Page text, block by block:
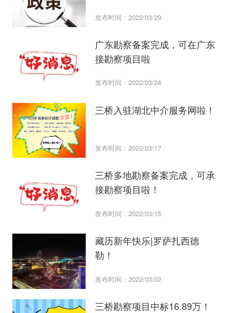
发布时间：2022/03/29
广东勘察备案完成，可在广东
接勘察项目啦
发布时间：2022/03/24
三桥入驻湖北中介服务网啦！
发布时间：2022/03/17
三桥多地勘察备案完成，可承
接勘察项目啦！
发布时间：2022/03/15
藏历新年快乐|罗萨扎西德
勒！
发布时间：2022/03/02
三桥勘察项目中标16.89万！